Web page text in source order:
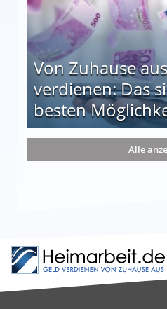
Von Zuhause
verdienen: Das
besten
die 15 besten Möglichkeiten
Alle